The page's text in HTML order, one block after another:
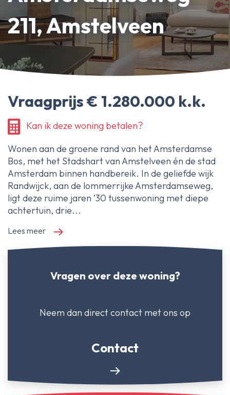
211, Amstelveen
Vraagprijs € 1.280.000 k.k.
Kan ik deze woning betalen?
Wonen aan de groene rand van het Amsterdamse
Bos, met het Stadshart van Amstelveen én de stad
Amsterdam binnen handbereik. In de geliefde wijk
Randwijck, aan de lommerrijke Amsterdamseweg,
ligt deze ruime jaren ’30 tussenwoning met diepe
achtertuin, drie...
Lees meer
Vragen over deze woning?
Neem dan direct contact met ons op
Contact
Erfpachtdeskundige
Gerechtelijke deskundige
Over Ameo makelaars
Onze reviews
Contact